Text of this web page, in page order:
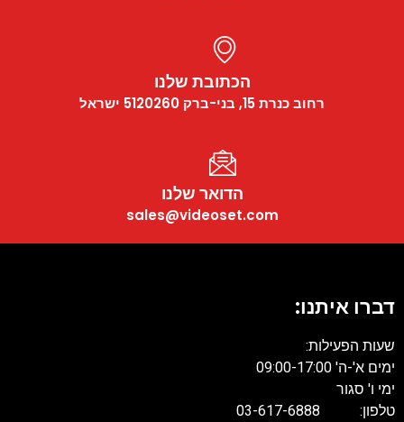
הכתובת שלנו
רחוב כנרת 15, בני-ברק 5120260 ישראל
הדואר שלנו
sales@videoset.com
דברו איתנו:
שעות הפעילות:
ימים א'-ה' 09:00-17:00
ימי ו' סגור
טלפון: 03-617-6888